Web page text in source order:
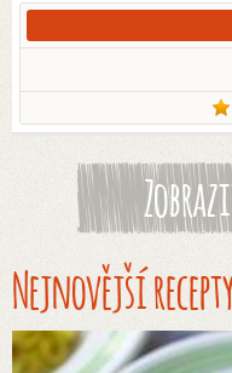
Nejnovější